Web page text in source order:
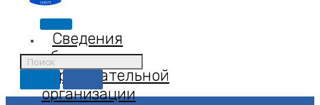
Сведения
об
образовательной
организации